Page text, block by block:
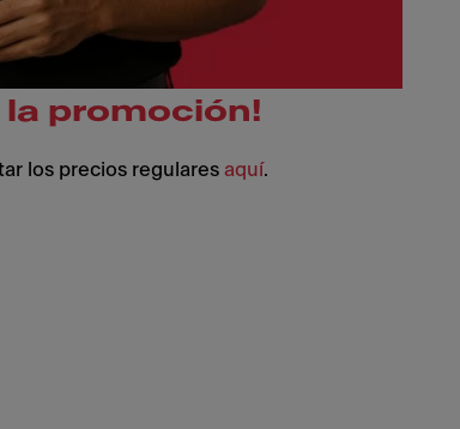
la promoción!
los precios regularesaquí.